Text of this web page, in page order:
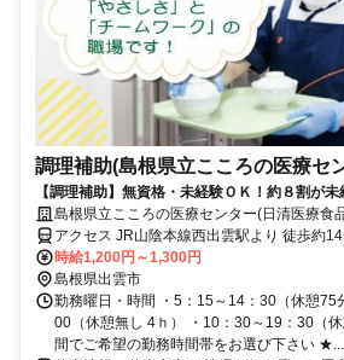
調理補助(島根県立こころの医療セ
【調理補助】無資格・未経験ＯＫ！約８割が
な盛付・配下膳・洗浄など
島根県立こころの医療センター(日清医療食
アクセス JR山陰本線西出雲駅より 徒歩約
時給1,200円～1,300円
島根県出雲市
勤務曜日・時間 ・5：15～14：30（休憩75
00（休憩無し 4ｈ） ・10：30～19：30（
間でご希望の勤務時間帯をお選び下さい ★...